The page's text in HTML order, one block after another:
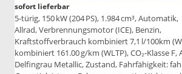
sofort lieferbar
5-türig, 150 kW (204 PS), 1.984 cm³, Automatik,
Allrad, Verbrennungsmotor (ICE), Benzin,
Kraftstoffverbrauch kombiniert 7,1 l/100km
kombiniert 161.00 g/km (WLTP), CO₂-Klasse F,
Delfingrau Metallic, Zustand, Fahrfähigkeit: